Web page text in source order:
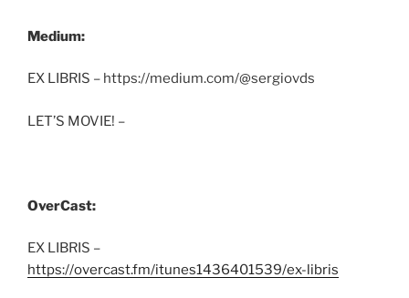
Medium:
EX LIBRIS – https://medium.com/@sergiovds
LET’S MOVIE! –
OverCast:
EX LIBRIS –
https://overcast.fm/itunes1436401539/ex-libris